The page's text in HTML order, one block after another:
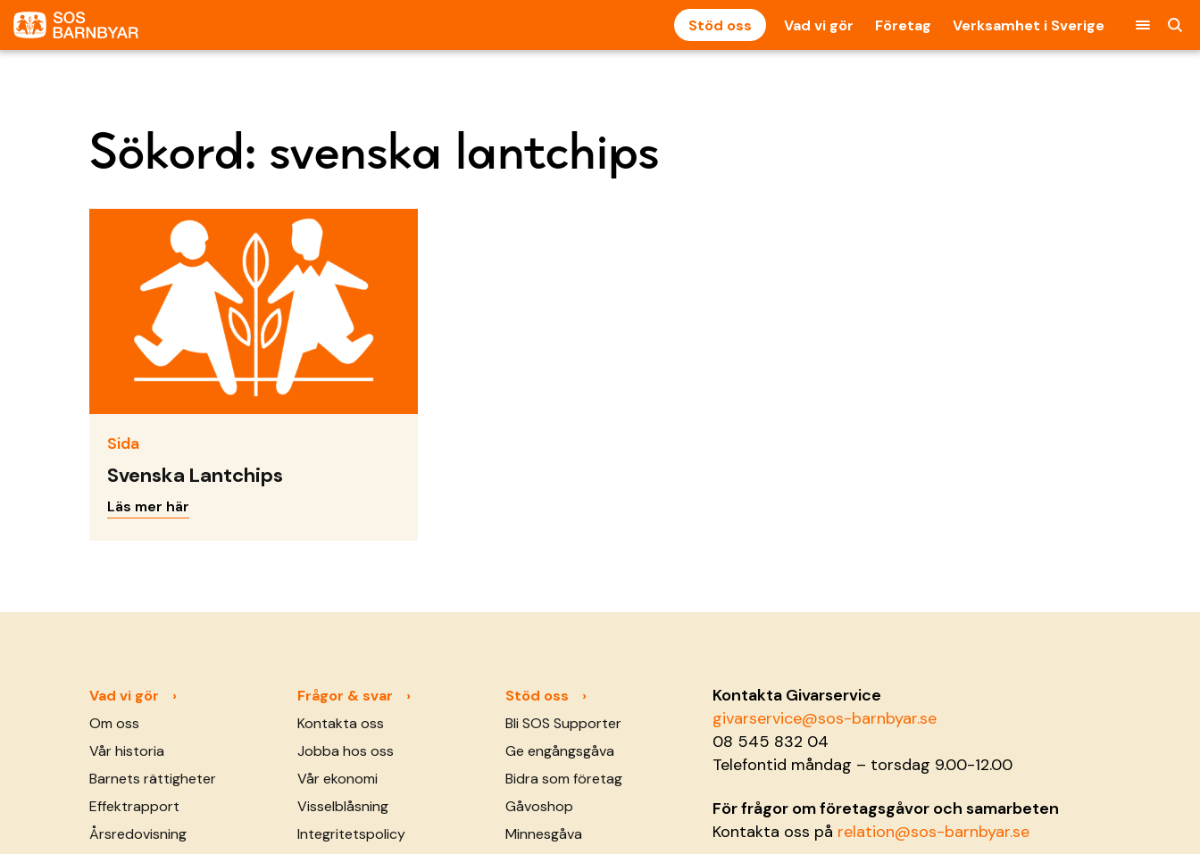
Stöd oss Vad vi gör Företag Verksamhet i Sverige
Sökord: svenska lantchips
Sida
Svenska Lantchips
Läs mer här
Vad vi gör
Om oss
Vår historia
Barnets rättigheter
Effektrapport
Årsredovisning
Frågor & svar
Kontakta oss
Jobba hos oss
Vår ekonomi
Visselblåsning
Integritetspolicy
Stöd oss
Bli SOS Supporter
Ge engångsgåva
Bidra som företag
Gåvoshop
Minnesgåva
Kontakta Givarservice
givarservice@sos-barnbyar.se
08 545 832 04
Telefontid måndag – torsdag 9.00-12.00
För frågor om företagsgåvor och samarbeten
Kontakta oss på relation@sos-barnbyar.se